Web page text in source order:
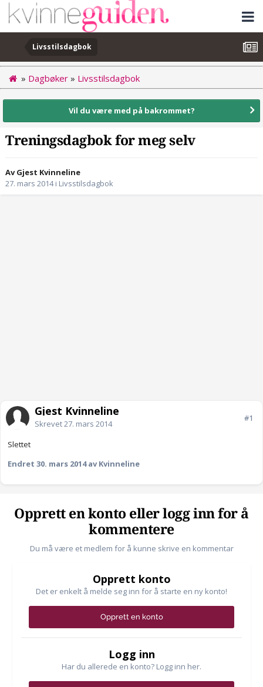
Livsstilsdagbok
» Dagbøker » Livsstilsdagbok
Vil du være med på bakrommet?
Treningsdagbok for meg selv
Av Gjest Kvinneline
27. mars 2014i Livsstilsdagbok
Gjest Kvinneline
Skrevet27. mars 2014
#1
Slettet
Endret 30. mars 2014av Kvinneline
Opprett en konto eller logg inn for å
kommentere
Du må være et medlem for å kunne skrive en kommentar
Opprett konto
Det er enkelt å melde seg inn for å starte en ny konto!
Opprett en konto
Logg inn
Har du allerede en konto? Logg inn her.